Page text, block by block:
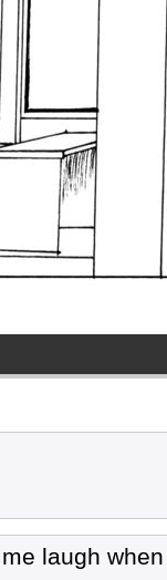
laugh